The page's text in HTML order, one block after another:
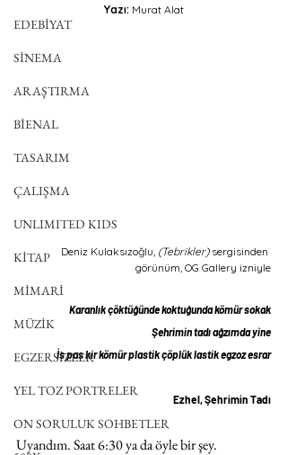
EDEBİYAT
SİNEMA
ARAŞTIRMA
BİENAL
TASARIM
ÇALIŞMA
UNLIMITED KIDS
KİTAP
MİMARİ
MÜZİK
EGZERSİZLER
YEL TOZ PORTRELER
ON SORULUK SOHBETLER
Yazı: Murat Alat
Deniz Kulaksızoğlu, (Tebrikler) sergisinden
görünüm, OG Gallery izniyle
Karanlık çöktüğünde koktuğunda kömür sokak
Şehrimin tadı ağzımda yine
İs pas kir kömür plastik çöplük lastik egzoz esrar
Ezhel, Şehrimin Tadı
Uyandım. Saat 6:30 ya da öyle bir şey.